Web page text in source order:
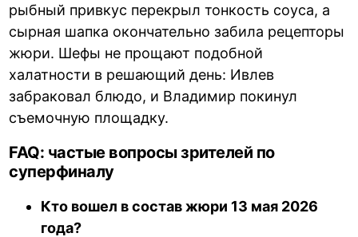
рыбный привкус перекрыл тонкость соуса, а
сырная шапка окончательно забила рецепторы
жюри. Шефы не прощают подобной
халатности в решающий день: Ивлев
забраковал блюдо, и Владимир покинул
съемочную площадку.
FAQ: частые вопросы зрителей по
суперфиналу
Кто вошел в состав жюри 13 мая 2026
года?